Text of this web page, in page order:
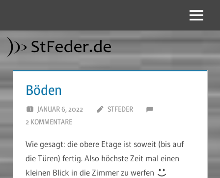
springen
Menü
Böden
JANUAR 6, 2022
STFEDER
2 KOMMENTARE
Wie gesagt: die obere Etage ist soweit (bis auf
die Türen) fertig. Also höchste Zeit mal einen
kleinen Blick in die Zimmer zu werfen